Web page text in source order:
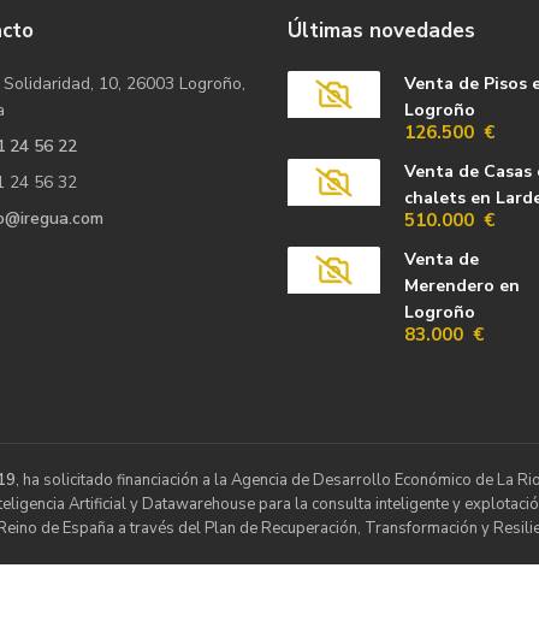
Solidaridad, 10, 26003 Logroño,
24 56 22
24 56 32
Últimas novedades
Venta de Pisos
Logroño
126.500 €
Venta de Casas
chalets en
510.000 €
Venta de
Merendero en
Logroño
83.000 €
, ha solicitado financiación a la Agencia de Desarrollo Económico de La
Artificial y Datawarehouse para la consulta inteligente y
de España a través del Plan de Recuperación, Transformación y